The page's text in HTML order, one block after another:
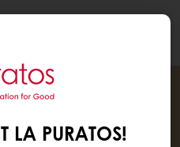
LA PURATOS!